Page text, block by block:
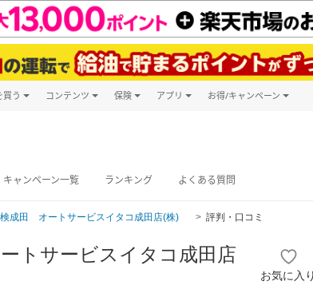
買う コンテンツ 保険 アプリ お得/キャンペーン
キャンペーン一覧 ランキング よくある質問
検成田 オートサービスイタコ成田店(株) 評判・口コミ
トサービスイタコ成田店
お気に入